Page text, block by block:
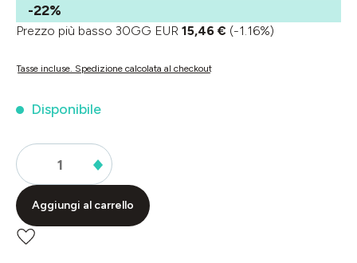
-22%
Prezzo più basso 30GG EUR 15,46 € (-1.16%)
Tasse incluse. Spedizione calcolata al checkout
Disponibile
Aggiungi al carrello